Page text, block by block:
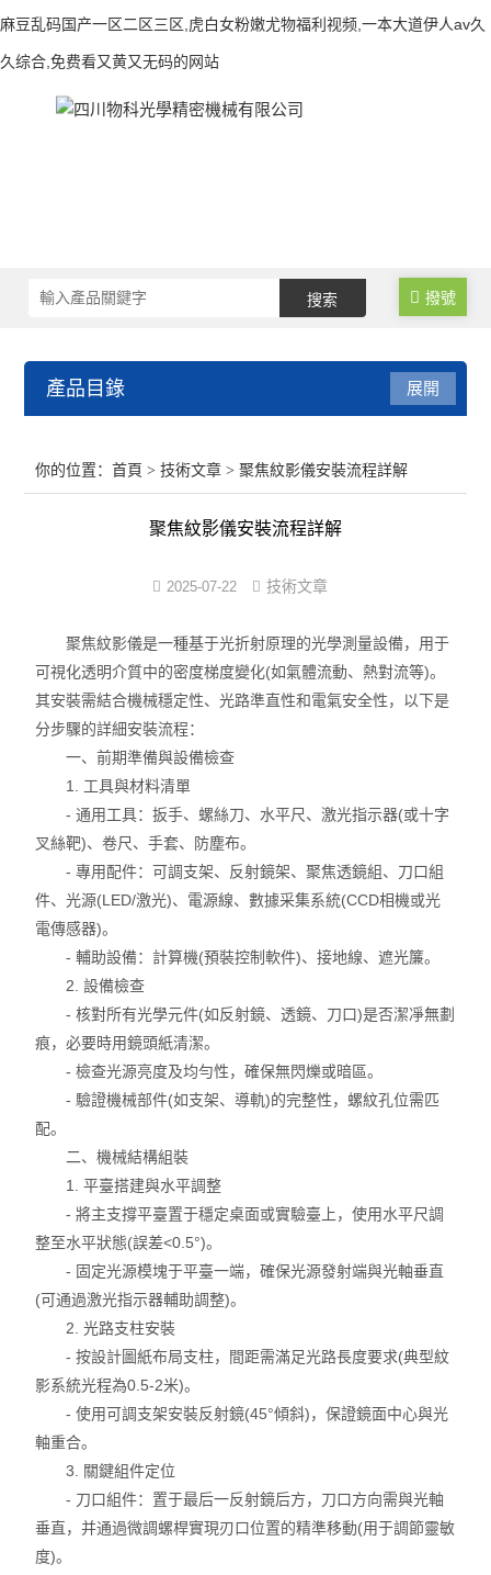
麻豆乱码国产一区二区三区,虎白女粉嫩尤物福利视频,一本大道伊人av久
久综合,免费看又黄又无码的网站
撥號
產品目錄
成像鏡頭
展開
你的位置：首頁 >技術文章 > 聚焦紋影儀安裝流程詳解
聚焦紋影儀安裝流程詳解
2025-07-22 技術文章
聚焦紋影儀是一種基于光折射原理的光學測量設備，用于
可視化透明介質中的密度梯度變化(如氣體流動、熱對流等)。
其安裝需結合機械穩定性、光路準直性和電氣安全性，以下是
分步驟的詳細安裝流程：
一、前期準備與設備檢查
1. 工具與材料清單
- 通用工具：扳手、螺絲刀、水平尺、激光指示器(或十字
叉絲靶)、卷尺、手套、防塵布。
- 專用配件：可調支架、反射鏡架、聚焦透鏡組、刀口組
件、光源(LED/激光)、電源線、數據采集系統(CCD相機或光
電傳感器)。
- 輔助設備：計算機(預裝控制軟件)、接地線、遮光簾。
2. 設備檢查
- 核對所有光學元件(如反射鏡、透鏡、刀口)是否潔凈無劃
痕，必要時用鏡頭紙清潔。
- 檢查光源亮度及均勻性，確保無閃爍或暗區。
- 驗證機械部件(如支架、導軌)的完整性，螺紋孔位需匹
配。
二、機械結構組裝
1. 平臺搭建與水平調整
- 將主支撐平臺置于穩定桌面或實驗臺上，使用水平尺調
整至水平狀態(誤差<0.5°)。
- 固定光源模塊于平臺一端，確保光源發射端與光軸垂直
(可通過激光指示器輔助調整)。
2. 光路支柱安裝
- 按設計圖紙布局支柱，間距需滿足光路長度要求(典型紋
影系統光程為0.5-2米)。
- 使用可調支架安裝反射鏡(45°傾斜)，保證鏡面中心與光
軸重合。
3. 關鍵組件定位
- 刀口組件：置于最后一反射鏡后方，刀口方向需與光軸
垂直，并通過微調螺桿實現刃口位置的精準移動(用于調節靈敏
度)。